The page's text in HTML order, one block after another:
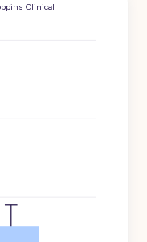
Clinical